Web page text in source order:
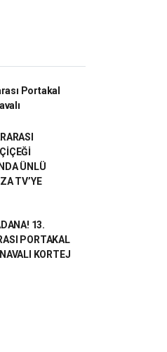
Portakal
ÜNLÜ
TV’YE
13.
PORTAKAL
KORTEJ